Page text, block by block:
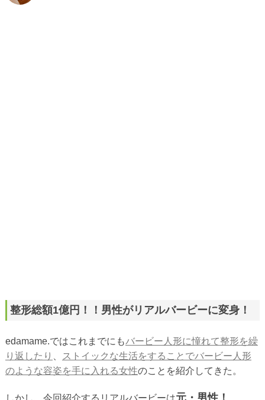
整形総額1億円！！男性がリアルバービーに変身！
edamame.ではこれまでにもバービー人形に憧れて整形を繰
り返したり
ストイックな生活をすることでバービー人形
のような容姿を手に入れる女性のことを紹介してきた。
しかし、今回紹介するリアルバービーは元・男性！